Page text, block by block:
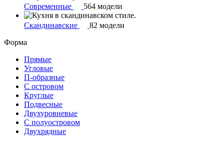
Современные 564 модели
Скандинавские
82 модели
Форма
Прямые
Угловые
П-образные
С островом
Круглые
Подвесные
Двухуровневые
С полуостровом
Двухрядные